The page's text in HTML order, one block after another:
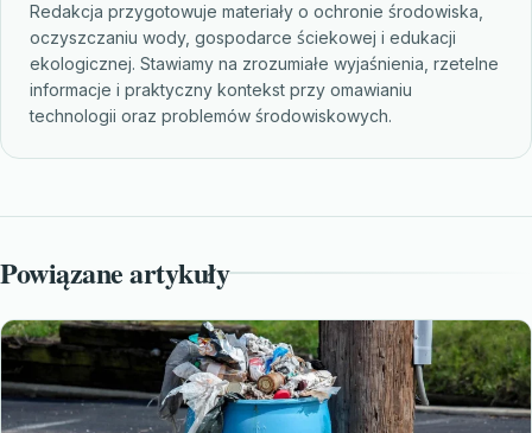
Redakcja przygotowuje materiały o ochronie środowiska,
oczyszczaniu wody, gospodarce ściekowej i edukacji
ekologicznej. Stawiamy na zrozumiałe wyjaśnienia, rzetelne
informacje i praktyczny kontekst przy omawianiu
technologii oraz problemów środowiskowych.
Powiązane artykuły